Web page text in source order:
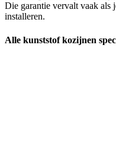
Die garantie vervalt vaak als
installeren.
Alle kunststof kozijnen